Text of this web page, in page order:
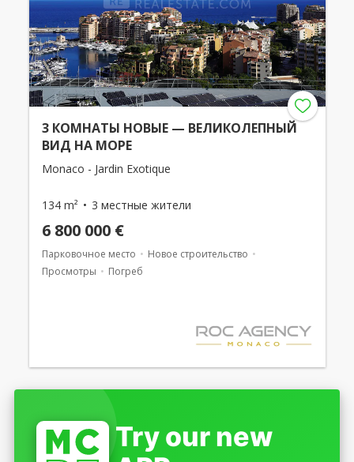
3 КОМНАТЫ НОВЫЕ — ВЕЛИКОЛЕПНЫЙ
ВИД НА МОРЕ
Monaco - Jardin Exotique
134 m² 3 местные жители
6 800 000 €
Парковочное место
Новое строительство
Просмотры
Погреб
Try our new